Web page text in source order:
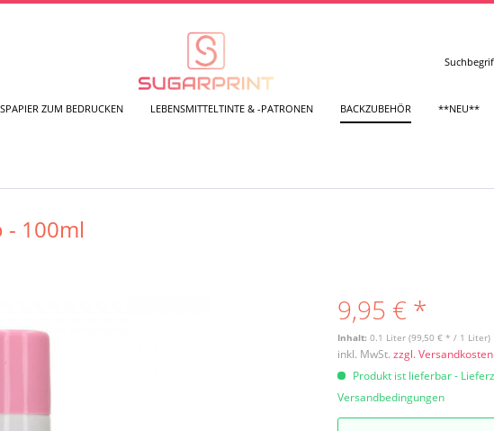
ZUM BEDRUCKEN LEBENSMITTELTINTE & -PATRONEN BACKZUBEHÖR **NEU**
- 100ml
9,95 € *
Inhalt:0.1 Liter (99,50 € * / 1 Liter)
inkl. MwSt.zzgl. Versandkosten
Produkt ist lieferbar -
Versandbedingungen